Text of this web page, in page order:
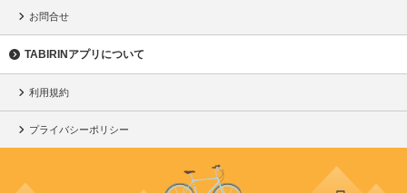
お問合せ
TABIRINアプリについて
利用規約
プライバシーポリシー